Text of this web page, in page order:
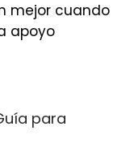
mejor cuando
apoyo
para